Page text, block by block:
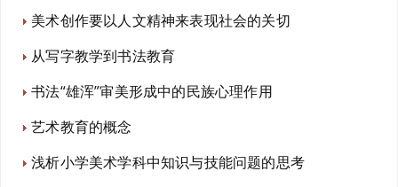
美术创作要以人文精神来表现社会的关切
从写字教学到书法教育
书法“雄浑”审美形成中的民族心理作用
艺术教育的概念
浅析小学美术学科中知识与技能问题的思考